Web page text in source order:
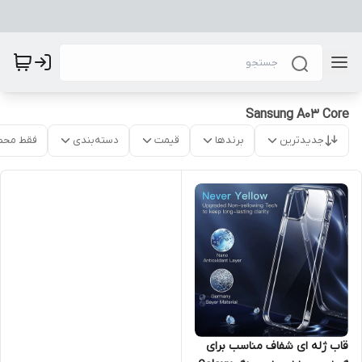
Sansung A03 Core
جدیدترین برندها قیمت دسته‌بندی فقط
قاب ژله ای شفاف مناسب برای